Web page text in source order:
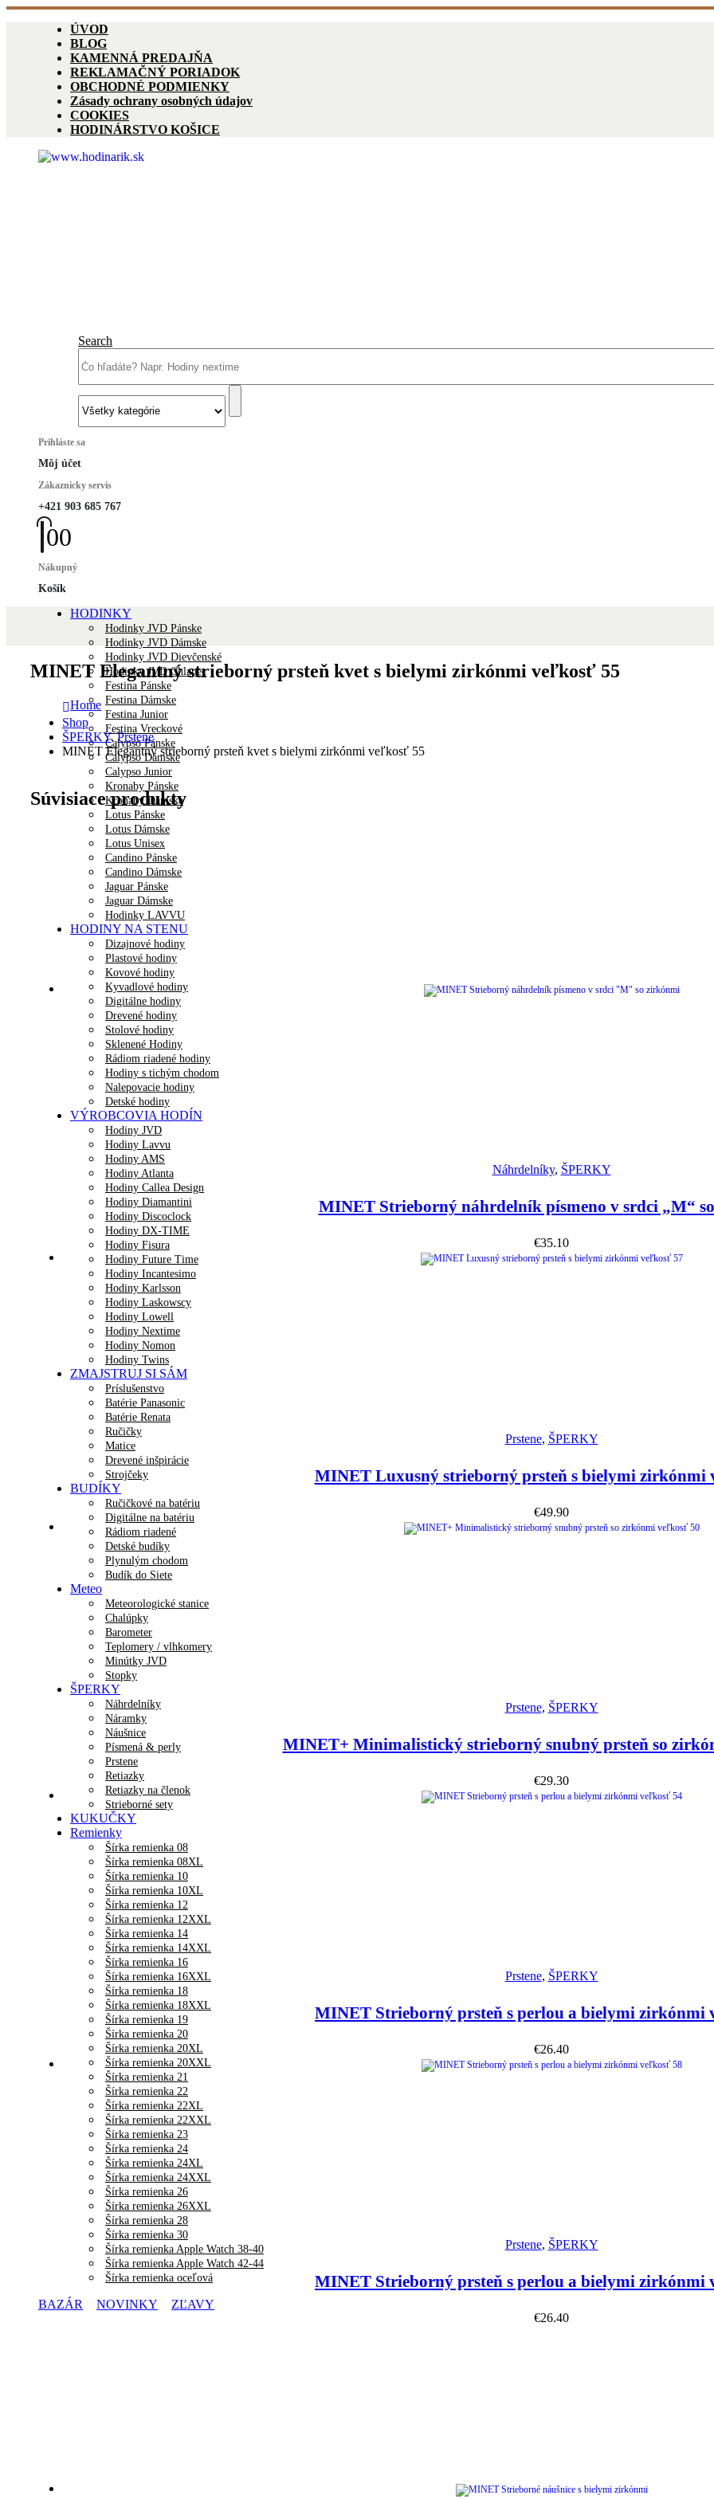
ÚVOD
BLOG
KAMENNÁ PREDAJŇA
REKLAMAČNÝ PORIADOK
OBCHODNÉ PODMIENKY
Zásady ochrany osobných údajov
COOKIES
HODINÁRSTVO KOŠICE
Search
Prihláste sa
Môj účet
Zákaznícky servis
+421 903 685 767
00
Nákupný
Košík
HODINKY
Hodinky JVD Pánske
Hodinky JVD Dámske
Hodinky JVD Dievčenské
Hodinky JVD Chlapec
Festina Pánske
Festina Dámske
Festina Junior
Festina Vreckové
Calypso Pánske
Calypso Dámske
Calypso Junior
Kronaby Pánske
Kronaby Dámske
Lotus Pánske
Lotus Dámske
Lotus Unisex
Candino Pánske
Candino Dámske
Jaguar Pánske
Jaguar Dámske
Hodinky LAVVU
HODINY NA STENU
Dizajnové hodiny
Plastové hodiny
Kovové hodiny
Kyvadlové hodiny
Digitálne hodiny
Drevené hodiny
Stolové hodiny
Sklenené Hodiny
Rádiom riadené hodiny
Hodiny s tichým chodom
Nalepovacie hodiny
Detské hodiny
VÝROBCOVIA HODÍN
Hodiny JVD
Hodiny Lavvu
Hodiny AMS
Hodiny Atlanta
Hodiny Callea Design
Hodiny Diamantini
Hodiny Discoclock
Hodiny DX-TIME
Hodiny Fisura
Hodiny Future Time
Hodiny Incantesimo
Hodiny Karlsson
Hodiny Laskowscy
Hodiny Lowell
Hodiny Nextime
Hodiny Nomon
Hodiny Twins
ZMAJSTRUJ SI SÁM
Príslušenstvo
Batérie Panasonic
Batérie Renata
Ručičky
Matice
Drevené inšpirácie
Strojčeky
BUDÍKY
Ručičkové na batériu
Digitálne na batériu
Rádiom riadené
Detské budíky
Plynulým chodom
Budík do Siete
Meteo
Meteorologické stanice
Chalúpky
Barometer
Teplomery / vlhkomery
Minútky JVD
Stopky
ŠPERKY
Náhrdelníky
Náramky
Náušnice
Písmená & perly
Prstene
Retiazky
Retiazky na členok
Strieborné sety
KUKUČKY
Remienky
Šírka remienka 08
Šírka remienka 08XL
Šírka remienka 10
Šírka remienka 10XL
Šírka remienka 12
Šírka remienka 12XXL
Šírka remienka 14
Šírka remienka 14XXL
Šírka remienka 16
Šírka remienka 16XXL
Šírka remienka 18
Šírka remienka 18XXL
Šírka remienka 19
Šírka remienka 20
Šírka remienka 20XL
Šírka remienka 20XXL
Šírka remienka 21
Šírka remienka 22
Šírka remienka 22XL
Šírka remienka 22XXL
Šírka remienka 23
Šírka remienka 24
Šírka remienka 24XL
Šírka remienka 24XXL
Šírka remienka 26
Šírka remienka 26XXL
Šírka remienka 28
Šírka remienka 30
Šírka remienka Apple Watch 38-40
Šírka remienka Apple Watch 42-44
Šírka remienka oceľová
BAZÁR NOVINKY ZĽAVY
MINET Elegantný strieborný prsteň kvet s bielymi zirkónmi veľkosť 55
Home
Shop
ŠPERKY,Prstene
MINET Elegantný strieborný prsteň kvet s bielymi zirkónmi veľkosť 55
Súvisiace produkty
Náhrdelníky, ŠPERKY
MINET Strieborný náhrdelník písmeno v srdci „M“
€35.10
Prstene, ŠPERKY
MINET Luxusný strieborný prsteň s bielymi zirkónmi
€49.90
Prstene, ŠPERKY
MINET+ Minimalistický strieborný snubný prsteň so
€29.30
Prstene, ŠPERKY
MINET Strieborný prsteň s perlou a bielymi zirkónmi
€26.40
Prstene, ŠPERKY
MINET Strieborný prsteň s perlou a bielymi zirkónmi
€26.40